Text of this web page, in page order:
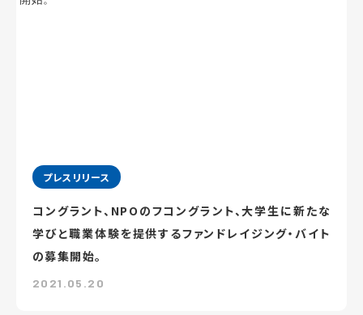
プレスリリース
コングラント、NPOのフコングラント、大学生に新たな
学びと職業体験を提供するファンドレイジング・バイト
の募集開始。
2021.05.20